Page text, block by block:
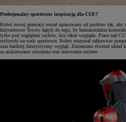
Profesjonalny sportowiec inspiracją dla CUE7
Robot nowej generacji został opracowany od podstaw tak, aby
Inżynierowie Toyoty dążyli do tego, by humanoidalna
tylko pod względem ruchów, lecz także wyglądu. Prace nad
stylistyki na wzór sportowca. Robot otrzymał całkowicie
oraz bardziej futurystyczny wygląd. Zmieniono również układ
za analizowanie otoczenia oraz sterowanie ruchem.